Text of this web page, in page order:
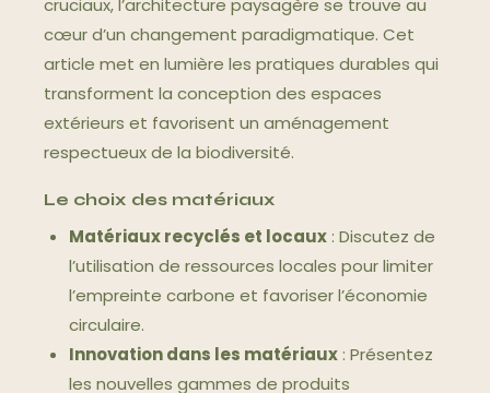
cruciaux, l’architecture paysagère se trouve au
cœur d’un changement paradigmatique. Cet
article met en lumière les pratiques durables qui
transforment la conception des espaces
extérieurs et favorisent un aménagement
respectueux de la biodiversité.
Le choix des matériaux
Matériaux recyclés et locaux: Discutez de
l’utilisation de ressources locales pour limiter
l’empreinte carbone et favoriser l’économie
circulaire.
Innovation dans les matériaux: Présentez
les nouvelles gammes de produits